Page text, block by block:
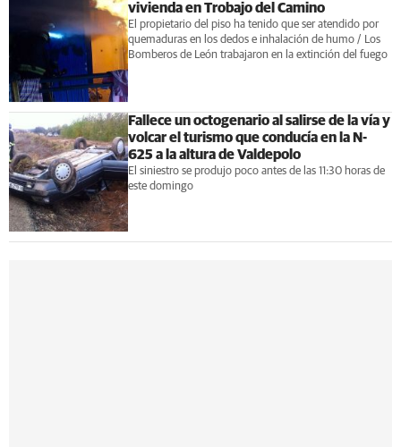
vivienda en Trobajo del Camino
El propietario del piso ha tenido que ser atendido por
quemaduras en los dedos e inhalación de humo / Los
Bomberos de León trabajaron en la extinción del fuego
Fallece un octogenario al salirse de la vía y
volcar el turismo que conducía en la N-
625 a la altura de Valdepolo
El siniestro se produjo poco antes de las 11:30 horas de
este domingo